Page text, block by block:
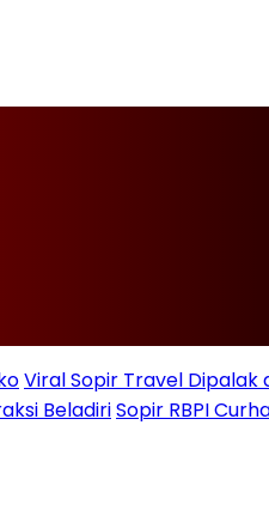
Viral Sopir Travel Dipalak
BeladiriSopir RBPI